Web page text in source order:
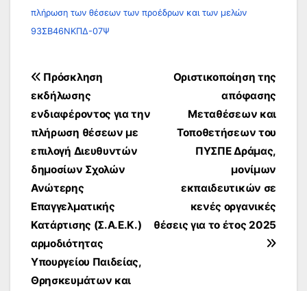
πλήρωση των θέσεων των προέδρων και των μελών
93ΣΒ46ΝΚΠΔ-07Ψ
Πλοήγηση
άρθρων
Οριστικοποίηση της
απόφασης
Μεταθέσεων και
Τοποθετήσεων του
ΠΥΣΠΕ Δράμας,
μονίμων
εκπαιδευτικών σε
κενές οργανικές
θέσεις για το έτος 2025
Πρόσκληση
εκδήλωσης
ενδιαφέροντος για την
πλήρωση θέσεων με
επιλογή Διευθυντών
δημοσίων Σχολών
Ανώτερης
Επαγγελματικής
Κατάρτισης (Σ.Α.Ε.Κ.)
αρμοδιότητας
Υπουργείου Παιδείας,
Θρησκευμάτων και